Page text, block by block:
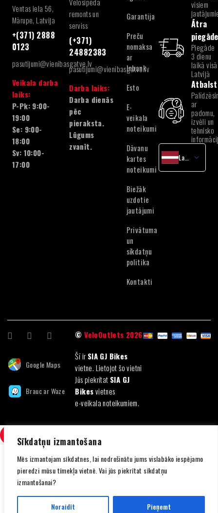
Sīkdatņu izmantošana
Mēs izmantojam sīkdatnes, lai nodrošinātu jums vislabāko iespējamo
pieredzi mūsu tīmekļa vietnē. Vai jūs piekrītat sīkdatņu
izmantošanai?
Noraidīt Pieņemt
Ventas iela 56,
Mārupe, Latvija
+(371) 2888
0123
pasutijumi@vienibasgatve.lv
Veikala darba
laiks:
P-Pk: 9:00-
19:00
Se: 9:00-
18:00
Sv: 10:00-
17:00
remonts un
serviss
(+371)
24882383
pasutijumi@vienibasgatve.lv
Darba laiks:
Darba dienās
pēc
pieraksta.
Lūgums
zvanīt.
Garantija
Preču
nomaksa
ar
Inbank
Esto
E-
veikala
noteikumi
Dāvanu
kartes
noteikumi
Biežāk
uzdotie
jautājumi
Privātuma
un
sīkdatņu
politika
Kontakti
visiem
Ātra
piegāde
Piegāde
3 dienu
laikā visā
Latvijā
ar
padomu,
izvēli un
tehnisko
English
Google Maps
Brauc ar Waze
©VeloOutlets 2026
Šī irSIA GJ Bikes
vietne. Lietojot šo vietni
Jūs piekrītat SIA GJ
Bikesvietnes
e-veikala noteikumiem.
SALĪDZINI